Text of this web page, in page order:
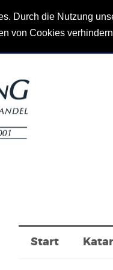
Durch die Nutzung
von Cookies
Start